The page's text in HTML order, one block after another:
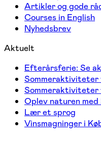
Artikler og gode
Courses in English
Nyhedsbrev
Aktuelt
Efterårsferie: Se
Sommeraktiviteter
Sommeraktiviteter
Oplev naturen med
Lær et sprog
Vinsmagninger i